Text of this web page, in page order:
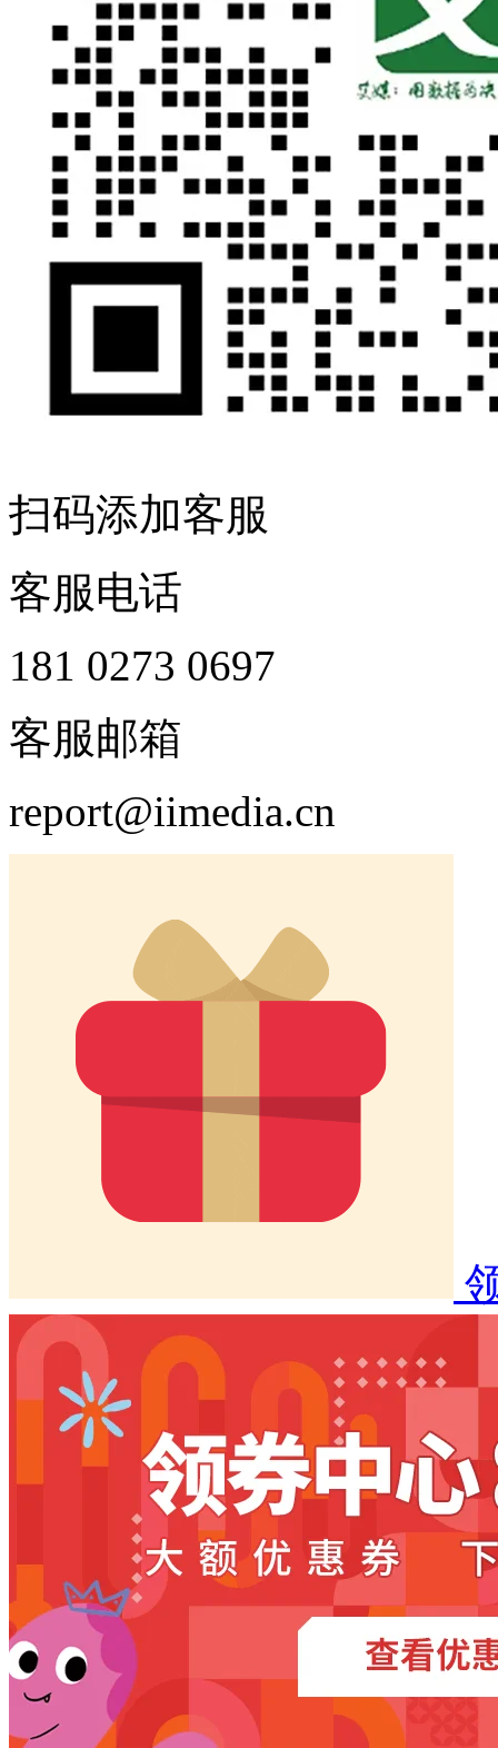
扫码添加客服
客服电话
181 0273 0697
客服邮箱
report@iimedia.cn